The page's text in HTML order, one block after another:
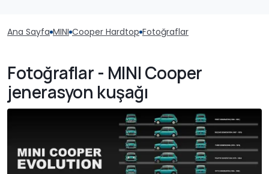
Ana Sayfa MINI Cooper Hardtop Fotoğraflar
Fotoğraflar - MINI Cooper
jenerasyon kuşağı